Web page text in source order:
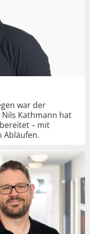
war der
Kathmann hat
– mit
Abläufen.